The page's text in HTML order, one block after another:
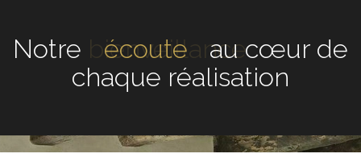
Notreécouteau cœur de
chaque réalisation